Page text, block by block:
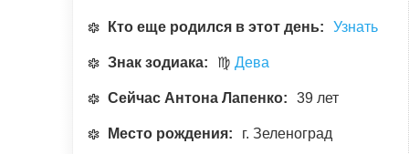
Кто еще родился в этот день: Узнать
Знак зодиака: ♍ Дева
Сейчас Антона Лапенко: 39 лет
Место рождения: г. Зеленоград